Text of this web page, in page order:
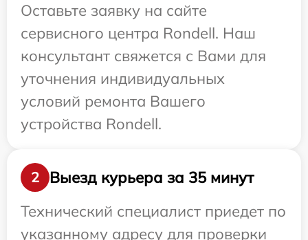
Оставьте заявку на сайте
сервисного центра Rondell. Наш
консультант свяжется с Вами для
уточнения индивидуальных
условий ремонта Вашего
устройства Rondell.
2
Выезд курьера за 35 минут
Технический специалист приедет по
указанному адресу для проверки